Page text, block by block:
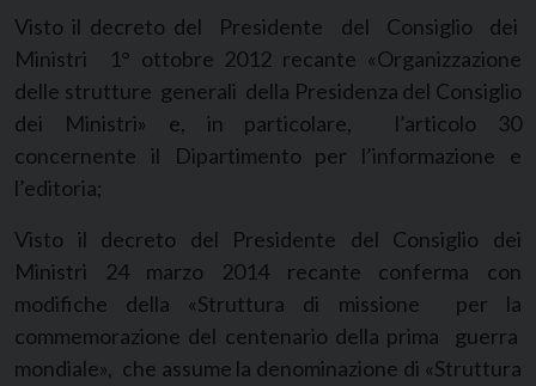
Visto il decreto del Presidente del Consiglio dei
Ministri 1° ottobre 2012 recante «Organizzazione
delle strutture generali della Presidenza del Consiglio
dei Ministri» e, in particolare, l’articolo 30
concernente il Dipartimento per l’informazione e
l’editoria;
Visto il decreto del Presidente del Consiglio dei
Ministri 24 marzo 2014 recante conferma con
modifiche della «Struttura di missione per la
commemorazione del centenario della prima guerra
mondiale», che assume la denominazione di «Struttura